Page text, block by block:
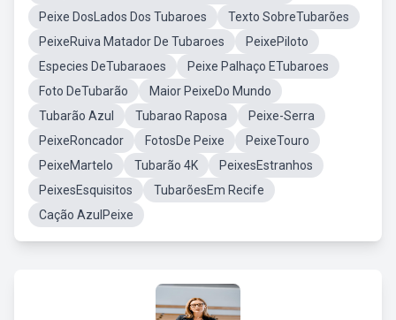
Peixe DosLados Dos Tubaroes
Texto SobreTubarões
PeixeRuiva Matador De Tubaroes
PeixePiloto
Especies DeTubaraoes
Peixe Palhaço ETubaroes
Foto DeTubarão
Maior PeixeDo Mundo
Tubarão Azul
Tubarao Raposa
Peixe-Serra
PeixeRoncador
FotosDe Peixe
PeixeTouro
PeixeMartelo
Tubarão 4K
PeixesEstranhos
PeixesEsquisitos
TubarõesEm Recife
Cação AzulPeixe